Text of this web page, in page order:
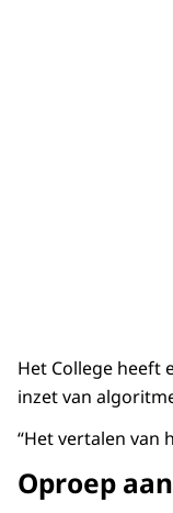
Het College heeft
inzet van
“Het vertalen van
Oproep